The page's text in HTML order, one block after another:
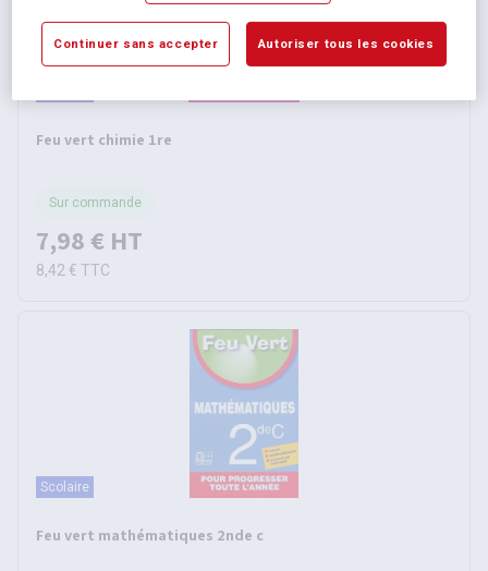
Feu vert chimie 1re
Sur commande
7,98 € HT
8,42 € TTC
Scolaire
Feu vert mathématiques 2nde c
Continuer sans accepter Autoriser tous les cookies